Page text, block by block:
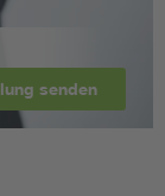
senden